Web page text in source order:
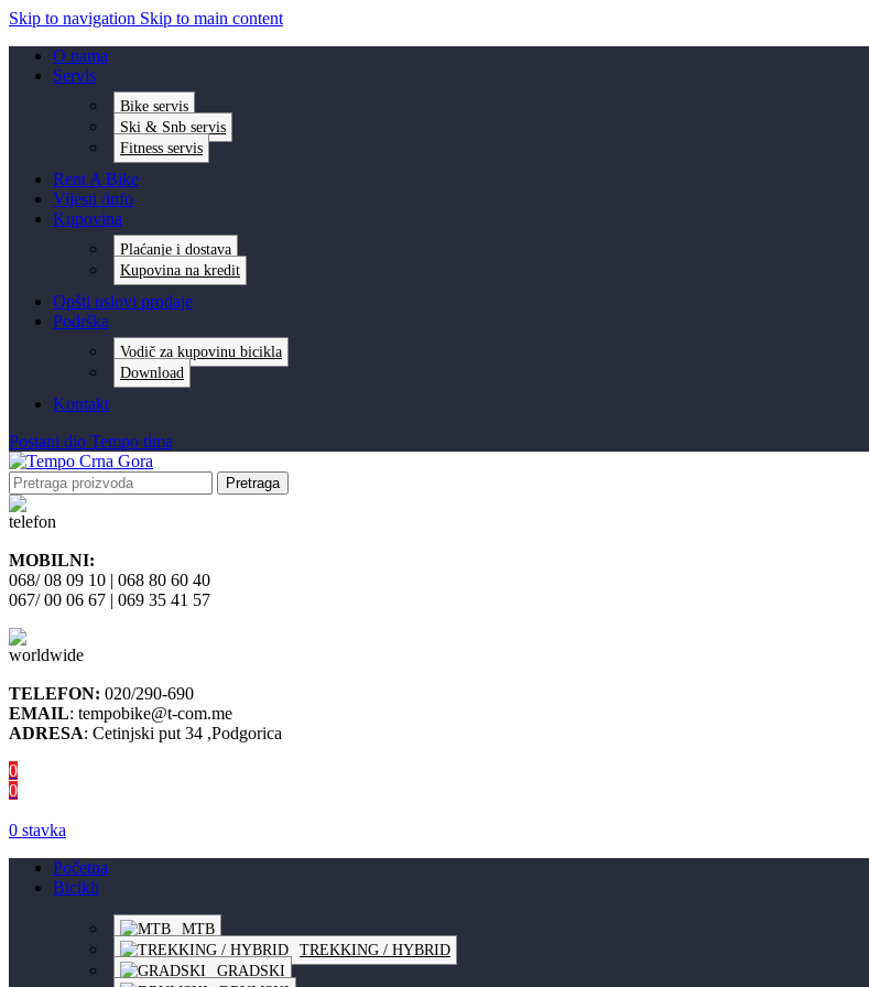
Skip to navigation Skip to main content
O nama
Servis
Bike servis
Ski & Snb servis
Fitness servis
Rent A Bike
Vijesti /info
Kupovina
Plaćanje i dostava
Kupovina na kredit
Opšti uslovi prodaje
Podrška
Vodič za kupovinu bicikla
Download
Kontakt
Postani dio Tempo tima
Pretraga
MOBILNI:
068/ 08 09 10 | 068 80 60 40
067/ 00 06 67 | 069 35 41 57
TELEFON: 020/290-690
EMAIL: tempobike@t-com.me
ADRESA: Cetinjski put 34 ,Podgorica
0
0
0 stavka
Početna
Bicikli
MTB
TREKKING / HYBRID
GRADSKI